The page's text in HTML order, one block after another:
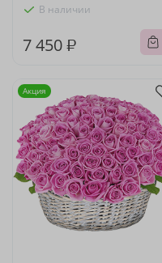
В наличии
7 450 ₽
Акция